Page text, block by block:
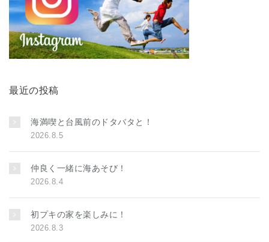
最近の投稿
海満喫と台風前のドタバタと！
2026.8.5
仲良く一緒に海あそび！
2026.8.4
初プキの家を楽しみに！
2026.8.3